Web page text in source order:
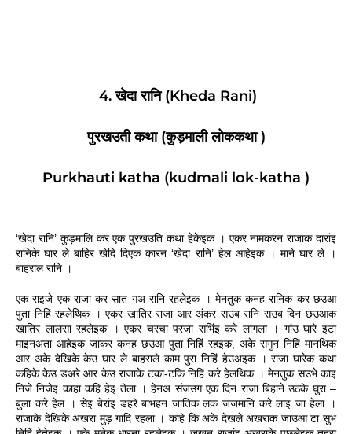
4. खेदा रानि (Kheda Rani)
पुरखउती कथा (कुड़माली लोककथा )
Purkhauti katha (kudmali lok-katha )
‘खेदा रानि’ कुड़मालि कर एक पुरखउति कथा हेकेइक । एकर नामकरन राजाक दारांइ
रानिके घार ले बाहिर खेदि दिएक कारन ‘खेदा रानि’ हेल आहेइक । माने घार ले ।
बाहराल रानि ।
एक राइजे एक राजा कर सात गअ रानि रहलेइक । मेनतुक कनह रानिक कर छउआ
पुता निहिं रहलेथिक । एकर खातिर राजा आर अंकर सउब रानि सउब दिन छउआक
खातिर लालसा रहलेइक । एकर चरचा परजा सभिंइ करे लागला । गांउ घारे इटा
माइनअता आहेइक जाकर कनह छउआ पुता निहिं रहइक, अके सगुन निहिं मानथिक
आर अके देखिके केउ घार ले बाहराले काम पुरा निहिं हेउअइक । राजा घारेक कथा
कहिके केउ डअरे आर केउ राजाके टका-टकि निहिं करे हेलथिक । मेनतुक सउभे काइ
निजे निजेइ काहा कहि हेइ तेला । हेनअ संजउग एक दिन राजा बिहाने उठके घुरा –
बुला करे हेल । सेइ बेरांइ डहरे बाभहन जातिक लक जजमानि करे लाइ जा हेला ।
राजाके देखिके अखरा मुड़ गादि रहला । काहे कि अके देखले अखराक जाउआ टा सुभ